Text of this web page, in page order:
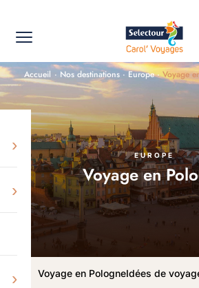
›
›
›
Accueil · Nos destinations · Europe · Voyage
EUROPE
Voyage en
Voyage en PologneIdées de